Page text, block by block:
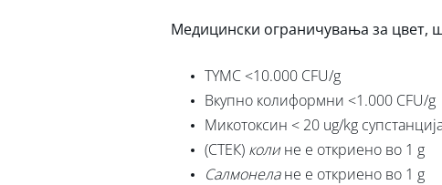
Медицински ограничувања за цвет,
TYMC <10.000 CFU/g
Вкупно колиформни <1.000 CFU/g
Микотоксин < 20 ug/kg
(СТЕК) колине е откриено во 1 g
Салмонелане е откриено во 1 g